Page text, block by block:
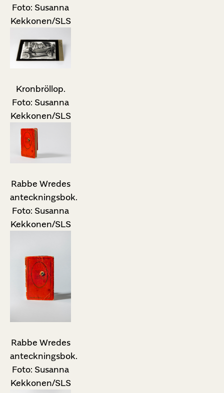
Foto: Susanna
Kekkonen/SLS
Kronbröllop.
Foto: Susanna
Kekkonen/SLS
Rabbe Wredes
anteckningsbok.
Foto: Susanna
Kekkonen/SLS
Rabbe Wredes
anteckningsbok.
Foto: Susanna
Kekkonen/SLS